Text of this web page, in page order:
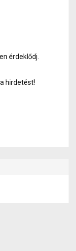
érdeklődj.
hirdetést!